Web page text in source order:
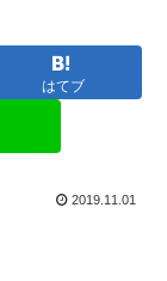
はてブ
2019.11.01